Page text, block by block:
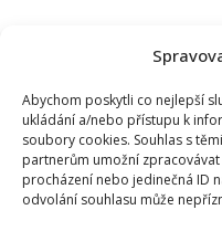
Abychom poskytli co nejlepší
ukládání a/nebo přístupu k
soubory cookies. Souhlas s
partnerům umožní
procházení nebo jedinečná ID
odvolání souhlasu může